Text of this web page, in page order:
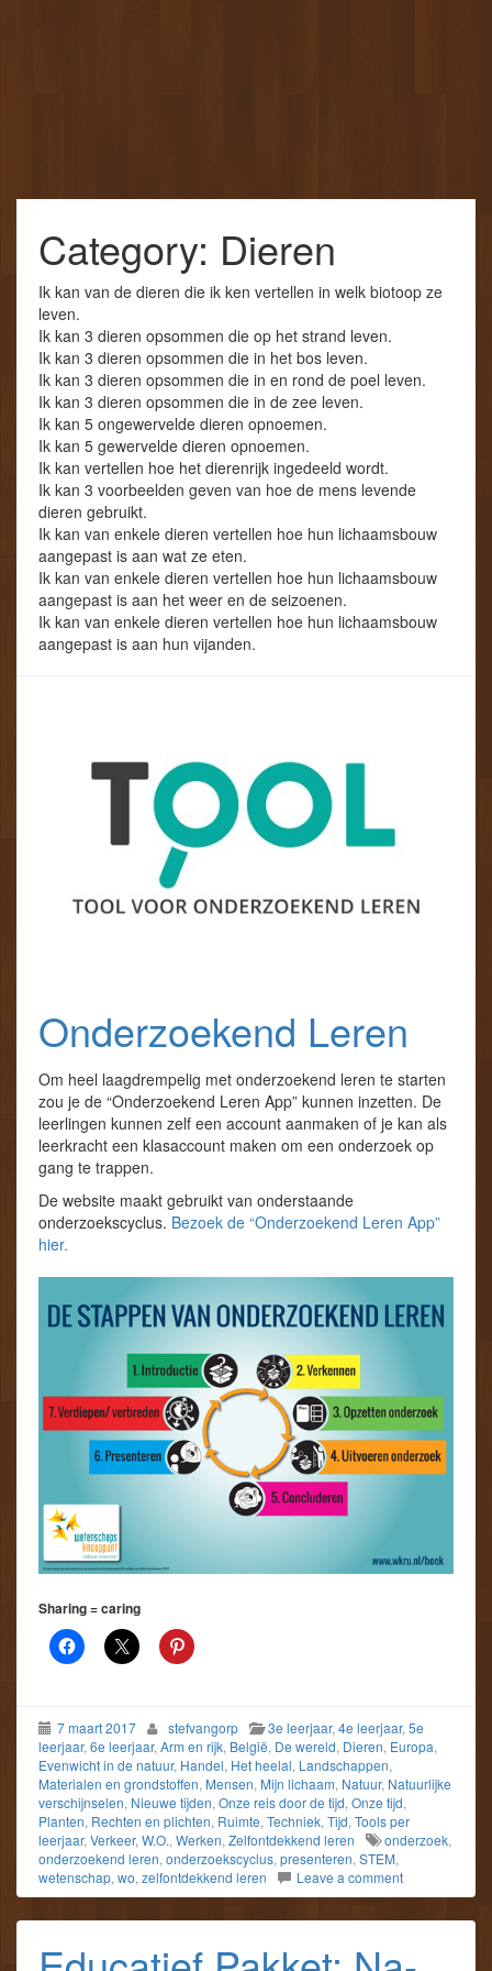
Category: Dieren
Ik kan van de dieren die ik ken vertellen in welk biotoop ze
leven.
Ik kan 3 dieren opsommen die op het strand leven.
Ik kan 3 dieren opsommen die in het bos leven.
Ik kan 3 dieren opsommen die in en rond de poel leven.
Ik kan 3 dieren opsommen die in de zee leven.
Ik kan 5 ongewervelde dieren opnoemen.
Ik kan 5 gewervelde dieren opnoemen.
Ik kan vertellen hoe het dierenrijk ingedeeld wordt.
Ik kan 3 voorbeelden geven van hoe de mens levende
dieren gebruikt.
Ik kan van enkele dieren vertellen hoe hun lichaamsbouw
aangepast is aan wat ze eten.
Ik kan van enkele dieren vertellen hoe hun lichaamsbouw
aangepast is aan het weer en de seizoenen.
Ik kan van enkele dieren vertellen hoe hun lichaamsbouw
aangepast is aan hun vijanden.
Onderzoekend Leren
Om heel laagdrempelig met onderzoekend leren te starten
zou je de “Onderzoekend Leren App” kunnen inzetten. De
leerlingen kunnen zelf een account aanmaken of je kan als
leerkracht een klasaccount maken om een onderzoek op
gang te trappen.
De website maakt gebruikt van onderstaande
onderzoekscyclus. Bezoek de “Onderzoekend Leren App”
hier.
Sharing = caring
7 maart 2017 stefvangorp 3e leerjaar, 4e leerjaar, 5e
leerjaar, 6e leerjaar, Arm en rijk, België, De wereld, Dieren, Europa,
Evenwicht in de natuur, Handel, Het heelal, Landschappen,
Materialen en grondstoffen, Mensen, Mijn lichaam, Natuur, Natuurlijke
verschijnselen, Nieuwe tijden, Onze reis door de tijd, Onze tijd,
Planten, Rechten en plichten, Ruimte, Techniek, Tijd, Tools per
leerjaar, Verkeer, W.O., Werken, Zelfontdekkend leren onderzoek,
onderzoekend leren, onderzoekscyclus, presenteren, STEM,
wetenschap, wo, zelfontdekkend leren Leave a comment